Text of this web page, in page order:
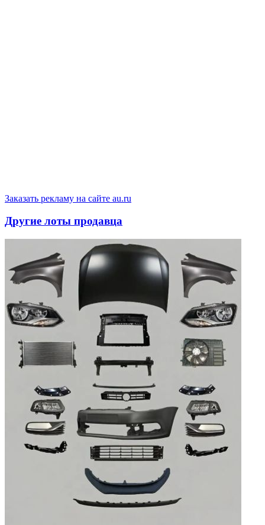
Заказать рекламу на сайте au.ru
Другие лоты продавца